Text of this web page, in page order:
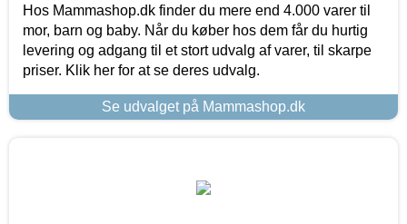
Hos Mammashop.dk finder du mere end 4.000 varer til
mor, barn og baby. Når du køber hos dem får du hurtig
levering og adgang til et stort udvalg af varer, til skarpe
priser. Klik her for at se deres udvalg.
Se udvalget på Mammashop.dk